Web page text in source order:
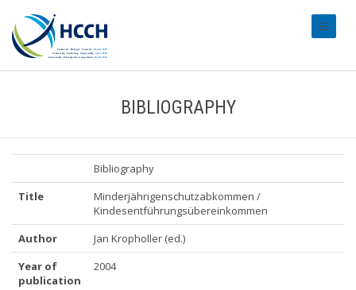
BIBLIOGRAPHY
Bibliography
Title
Minderjährigenschutzabkommen /
Kindesentführungsübereinkommen
Author
Jan Kropholler (ed.)
Year of
publication
2004